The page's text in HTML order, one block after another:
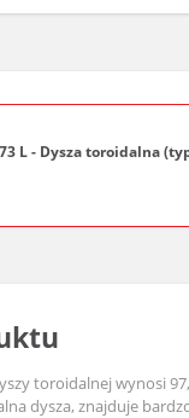
L - Dysza toroidalna
toroidalnej wynosi
dysza, znajduje